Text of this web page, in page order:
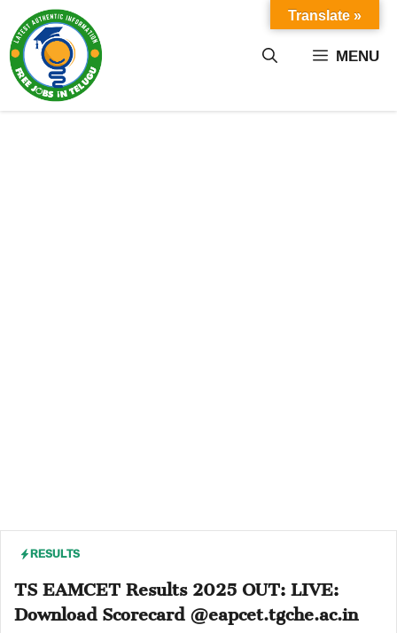
content MENU
RESULTS
TS EAMCET Results 2025 OUT: LIVE:
Download Scorecard @eapcet.tgche.ac.in
Translate »